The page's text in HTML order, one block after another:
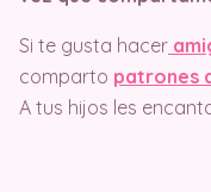
Si te gusta hacer
comparto patrones
A tus hijos les